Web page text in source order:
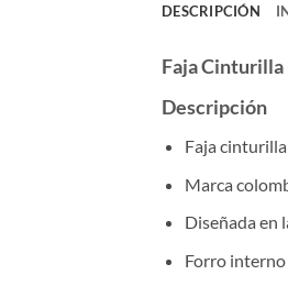
DESCRIPCIÓN
Faja Cinturilla
Descripción
Faja
Marca
Diseñada en
Forro